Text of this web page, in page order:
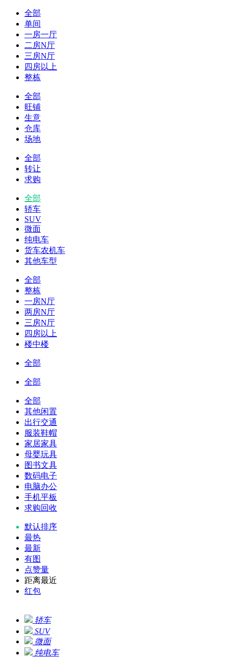
全部
单间
一房一厅
二房N厅
三房N厅
四房以上
整栋
全部
旺铺
生意
仓库
场地
全部
转让
求购
全部
轿车
SUV
微面
纯电车
货车农机车
其他车型
全部
整栋
一房N厅
两房N厅
三房N厅
四房以上
楼中楼
全部
全部
全部
其他闲置
出行交通
服装鞋帽
家居家具
母婴玩具
图书文具
数码电子
电脑办公
手机平板
求购回收
默认排序
最热
最新
有图
点赞量
距离最近
红包
轿车
SUV
微面
纯电车